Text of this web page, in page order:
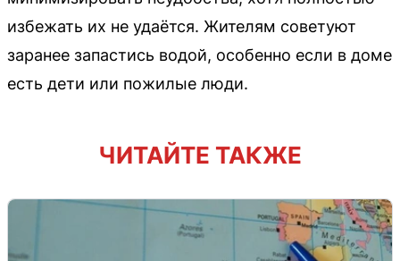
избежать их не удаётся. Жителям советуют
заранее запастись водой, особенно если в доме
есть дети или пожилые люди.
ЧИТАЙТЕ ТАКЖЕ